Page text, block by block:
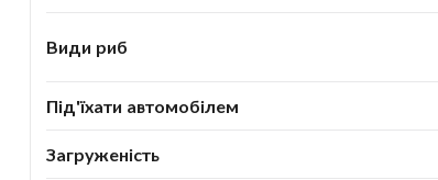
Види риб
Під'їхати автомобілем
Загруженість